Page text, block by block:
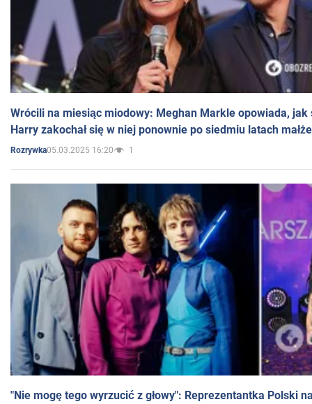
Wrócili na miesiąc miodowy: Meghan Markle opowiada, jak
Harry zakochał się w niej ponownie po siedmiu latach
Rozrywka05.03.2025 16:20 1
"Nie mogę tego wyrzucić z głowy": Reprezentantka Polski